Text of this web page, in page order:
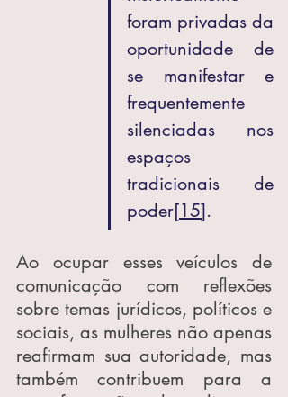
foram privadas da
oportunidade de
se manifestar e
frequentemente
silenciadas nos
espaços
tradicionais de
poder[15].
Ao ocupar esses veículos de
comunicação com reflexões
sobre temas jurídicos, políticos e
sociais, as mulheres não apenas
reafirmam sua autoridade, mas
também contribuem para a